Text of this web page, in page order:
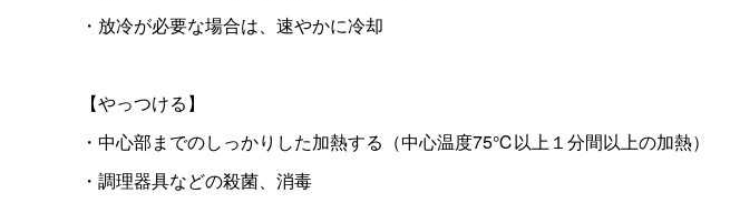
・放冷が必要な場合は、速やかに冷却
【やっつける】
・中心部までのしっかりした加熱する（中心温度75℃以上１分間以上の加熱）
・調理器具などの殺菌、消毒